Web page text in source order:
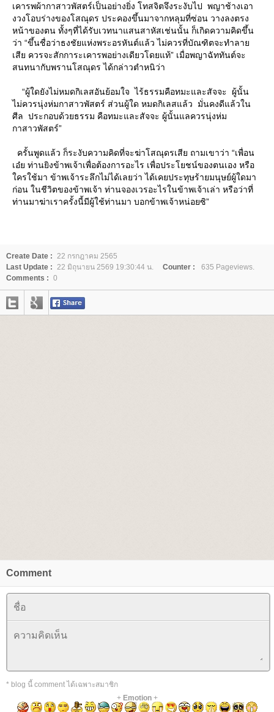
เคารพผ้ากาสาวพัสตร์เป็นอย่างยิ่ง โทสจิตจึงระงับไป พญาช้างเอา
งวงโอบร่างของโสณุดร ประคองขึ้นมาจากหลุมที่ซ่อน วางลงตรง
หน้าของตน ทั้งๆที่ได้รับเวทนาแสนสาหัสเช่นนั้น ก็เกิดความคิดขึ้น
ว่า “ขึ้นชื่อว่าธงชัยแห่งพระอรหันต์แล้ว ไม่ควรที่บัณฑิตจะทำลา
เสีย ควรจะสักการะเคารพอย่างเดียวโดยแท้” เมื่อพญาฉัททันต์จะ
สนทนากับพรานโสณุดร ได้กล่าวตำหนิว่า
“ผู้ใดยังไม่หมดกิเลสอันย้อมใจ ไร้ธรรมคือทมะและสัจจะ ผู้นั้น
ไม่ควรนุ่งห่มกาสาวพัสตร์ ส่วนผู้ใด หมดกิเลสแล้ว มั่นคงดีแล้วใน
ศีล ประกอบด้วยธรรม คือทมะและสัจจะ ผู้นั้นแลควรนุ่งห่ม
กาสาวพัสตร์”
ครั้นพูดแล้ว ก็ระงับความคิดที่จะฆ่าโสณุดรเสีย ถามเขาว่า “เพื่อน
เอ๋ย ท่านยิงข้าพเจ้าเพื่อต้องการอะไร เพื่อประโยชน์ของตนเอง หรือ
ครใช้มา ข้าพเจ้าระลึกไม่ได้เลยว่า ได้เคยประทุษร้ายมนุษย์ผู้ใดมา
ก่อน ในชีวิตของข้าพเจ้า ท่านจองเวรอะไรในข้าพเจ้าเล่า หรือว่าที่
ท่านมาฆ่าเราครั้งนี้มีผู้ใช้ท่านมา บอกข้าพเจ้าหน่อยซิ”
Create Date :
22 กรกฎาคม 2565
Last Update :
22 มิถุนายน 2569 19:30:44 น. Counter :
635 Pageviews.
Comments : 0
Comment
* blog นี้ comment ได้เฉพาะสมาชิก
+ Emotion+